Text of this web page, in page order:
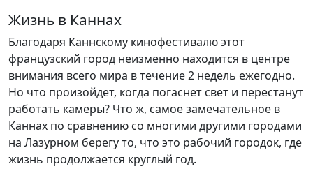
Жизнь в Каннах
Благодаря Каннскому кинофестивалю этот
французский город неизменно находится в центре
внимания всего мира в течение 2 недель ежегодно.
Но что произойдет, когда погаснет свет и перестанут
работать камеры? Что ж, самое замечательное в
Каннах по сравнению со многими другими городами
на Лазурном берегу то, что это рабочий городок, где
жизнь продолжается круглый год.